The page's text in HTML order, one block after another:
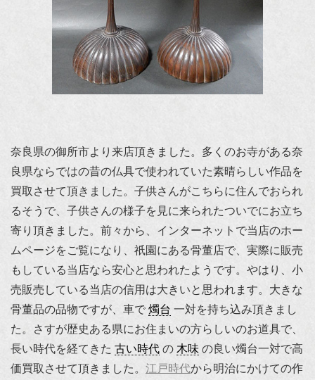
奈良県の御所市より来店頂きました。多くのお寺がある奈
良県ならではの昔の仏具で使われていた素晴らしい作品を
買取させて頂きました。子供さんがこちらに住んでおられ
るそうで、子供さんの様子を見に来られたついでにお立ち
寄り頂きました。前々から、インターネットで当店のホー
ムページをご覧になり、祇園にある骨董店で、実際に販売
もしている当店なら安心と思われたようです。やはり、小
売販売している当店の信用は大きいと思われます。大きな
骨董品の品物ですが、車で 燭台 一対を持ち込み頂きまし
た。さすが歴史ある県にお住まいの方らしいのお道具で、
長い時代を経てきた 古い時代 の 木味 の良い燭台一対で高
価買取させて頂きました。 江戸時代から明治にかけての作